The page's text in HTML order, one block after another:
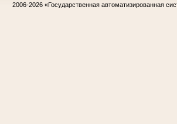
2006-2026 «Государственная автоматизированная